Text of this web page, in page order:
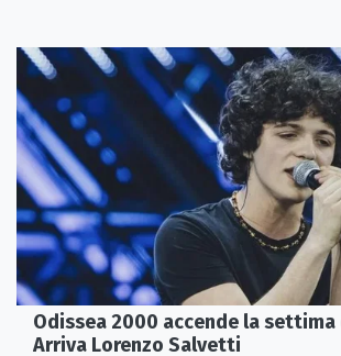
Odissea 2000 accende la
Arriva Lorenzo Salvetti